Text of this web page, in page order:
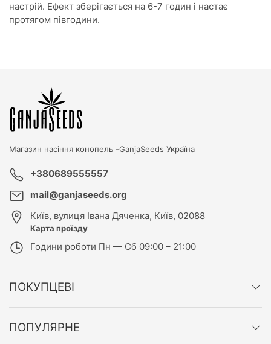
настрій. Ефект зберігається на 6-7 годин і настає
протягом півгодини.
Магазин насіння конопель -GanjaSeeds Україна
+380689555557
mail@ganjaseeds.org
Київ, вулиця Івана Дяченка, Київ, 02088
Карта проїзду
Години роботи Пн — Сб 09:00 – 21:00
ПОКУПЦЕВІ
ПОПУЛЯРНЕ